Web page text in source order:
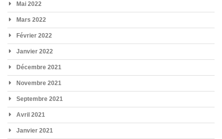
Mai 2022
Mars 2022
Février 2022
Janvier 2022
Décembre 2021
Novembre 2021
Septembre 2021
Avril 2021
Janvier 2021